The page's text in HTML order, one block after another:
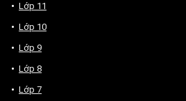
Lớp 11
Lớp 10
Lớp 9
Lớp 8
Lớp 7